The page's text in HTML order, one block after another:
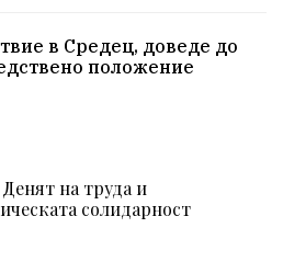
в Средец, доведе до
положение
на труда и
солидарност